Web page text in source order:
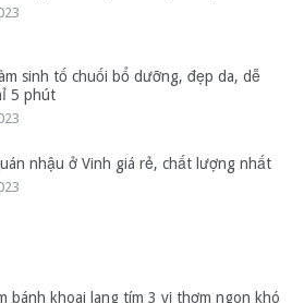
sinh tố chuối bổ dưỡng, đẹp da, dễ
5 phút
nhậu ở Vinh giá rẻ, chất lượng nhất
bánh khoai lang tím 3 vị thơm ngon khó